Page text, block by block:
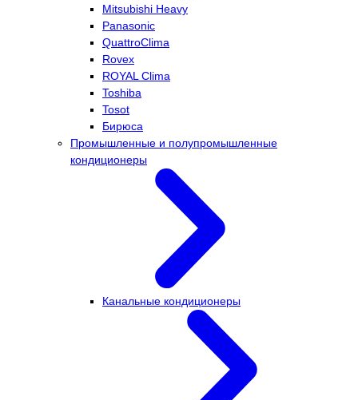
Mitsubishi Heavy
Panasonic
QuattroClima
Rovex
ROYAL Clima
Toshiba
Tosot
Бирюса
Промышленные и полупромышленные
кондиционеры
Канальные кондиционеры